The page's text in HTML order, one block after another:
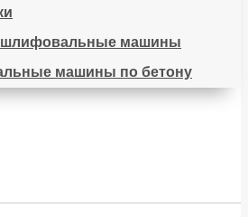
шлифовальные машины
машины по бетону